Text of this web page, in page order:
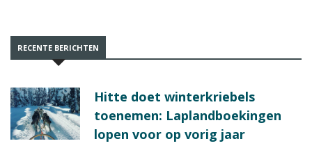
RECENTE BERICHTEN
Hitte doet winterkriebels
toenemen: Laplandboekingen
lopen voor op vorig jaar